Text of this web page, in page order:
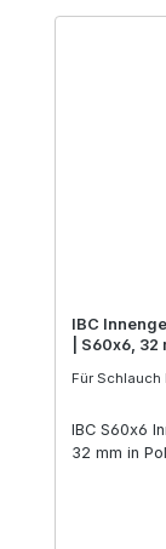
IBC
| S60x6, 32
Für Schlauch
IBC S60x6
32 mm in